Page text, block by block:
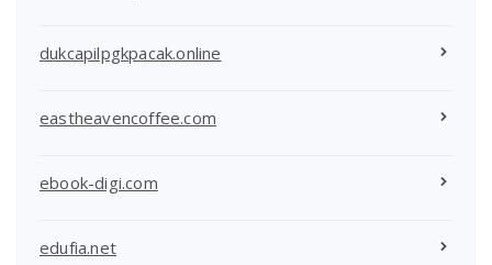
dukcapilpgkpacak.online
eastheavencoffee.com
ebook-digi.com
edufia.net